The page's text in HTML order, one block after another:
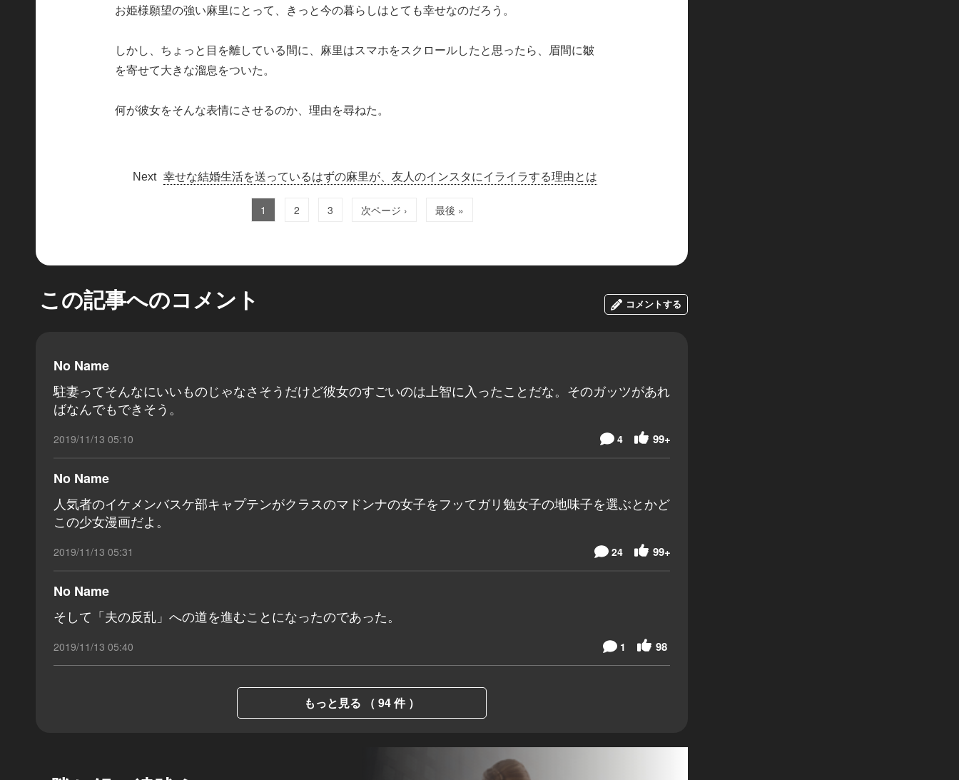
お姫様願望の強い麻里にとって、きっと今の暮らしはとても幸せなのだろう。
しかし、ちょっと目を離している間に、麻里はスマホをスクロールしたと思ったら、眉間に皺
を寄せて大きな溜息をついた。
何が彼女をそんな表情にさせるのか、理由を尋ねた。
幸せな結婚生活を送っているはずの麻里が、友人のインスタにイライラする理由とは
1 2 3 次ページ › 最後 »
この記事へのコメント コメントする
No Name
駐妻ってそんなにいいものじゃなさそうだけど彼女のすごいのは上智に入ったことだな。そのガッツがあれ
ばなんでもできそう。
2019/11/13 05:10 99+
4
No Name
人気者のイケメンバスケ部キャプテンがクラスのマドンナの女子をフッてガリ勉女子の地味子を選ぶとかど
この少女漫画だよ。
2019/11/13 05:31 99+
24
No Name
そして「夫の反乱」への道を進むことになったのであった。
2019/11/13 05:40 98
1
もっと見る （ 94 件 ）